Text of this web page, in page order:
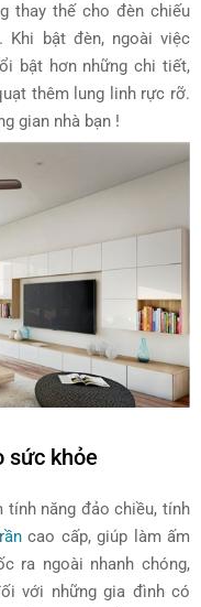
thay thế cho đèn chiếu
Khi bật đèn, ngoài việc
bật hơn những chi tiết,
thêm lung linh rực rỡ.
gian nhà bạn !
sức khỏe
năng đảo chiều, tính
cao cấp, giúp làm ấm
ra ngoài nhanh chóng,
với những gia đình có